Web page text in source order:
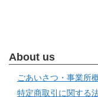
About us
ごあいさつ・事業所
特定商取引に関する